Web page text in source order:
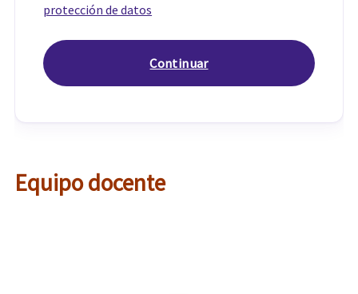
protección de datos
Equipo docente